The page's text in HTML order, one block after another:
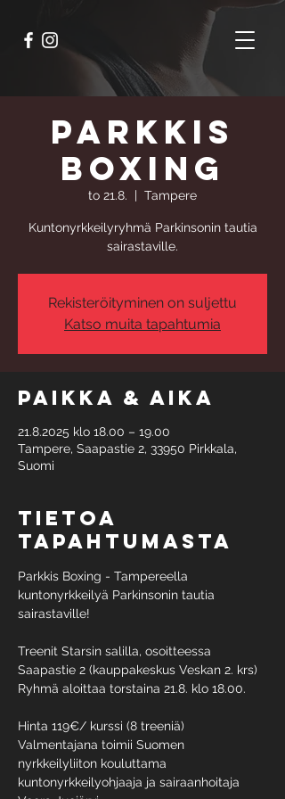
Parkkis
Boxing
to 21.8.
  |
Tampere
Kuntonyrkkeilyryhmä Parkinsonin tautia
sairastaville.
Rekisteröityminen on suljettu
Katso muita tapahtumia
Paikka & aika
21.8.2025 klo 18.00 – 19.00
Tampere, Saapastie 2, 33950 Pirkkala,
Suomi
Tietoa
tapahtumasta
Parkkis Boxing - Tampereella
kuntonyrkkeilyä Parkinsonin tautia
sairastaville!
Treenit Starsin salilla, osoitteessa
Saapastie 2 (kauppakeskus Veskan 2. krs)
Ryhmä aloittaa torstaina 21.8. klo 18.00.
Hinta 119€/ kurssi (8 treeniä)
Valmentajana toimii Suomen
nyrkkeilyliiton kouluttama
kuntonyrkkeilyohjaaja ja sairaanhoitaja